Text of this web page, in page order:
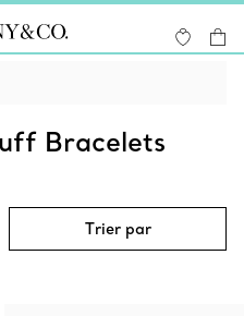
Bracelets
Trier par